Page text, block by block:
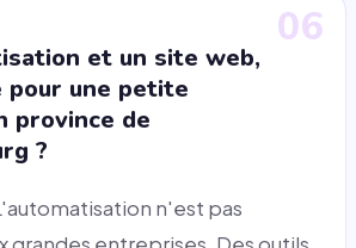
06
et un site web,
une petite
province de
?
n'est pas